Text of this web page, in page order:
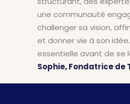
une communauté
challenger sa vision,
et donner vie à son
essentielle avant de se
Sophie, Fondatrice de